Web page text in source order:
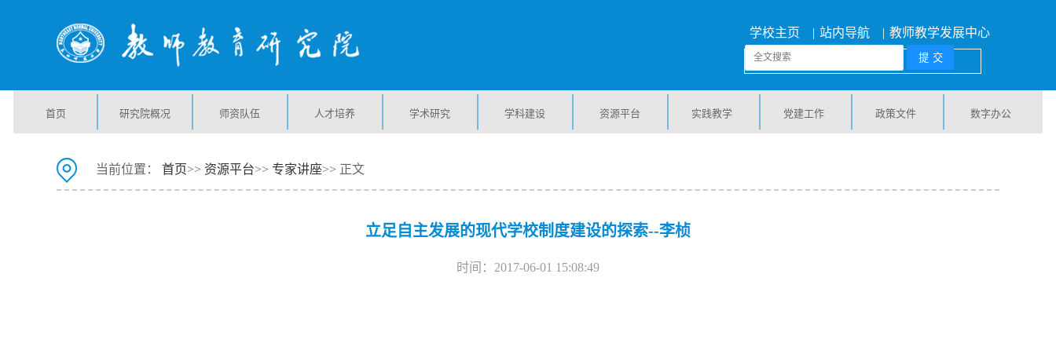
学校主页 | 站内导航 | 教师教学发展中心
首页 研究院概况 师资队伍 人才培养 学术研究 学科建设 资源平台 实践教学 党建工作 政策文件 数字办公
当前位置： 首页>> 资源平台>> 专家讲座>> 正文
立足自主发展的现代学校制度建设的探索--李桢
时间：2017-06-01 15:08:49